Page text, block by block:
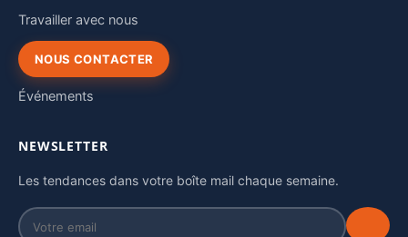
Travailler avec nous
NOUS CONTACTER
Événements
NEWSLETTER
Les tendances dans votre boîte mail chaque semaine.